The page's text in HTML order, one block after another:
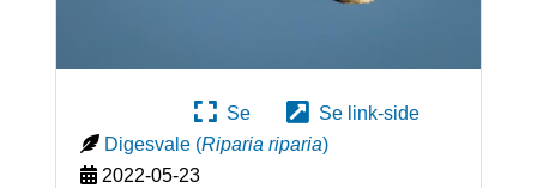
Se
Se link-side
Digesvale (Riparia riparia)
2022-05-23